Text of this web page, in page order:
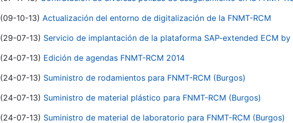
(09-10-13) Actualización del entorno de digitalización de la FNMT-RCM
(29-07-13) Servicio de implantación de la plataforma SAP-extended ECM by
(24-07-13) Edición de agendas FNMT-RCM 2014
(24-07-13) Suministro de rodamientos para FNMT-RCM (Burgos)
(24-07-13) Suministro de material plástico para FNMT-RCM (Burgos)
(24-07-13) Suministro de material de laboratorio para FNMT-RCM (Burgos)